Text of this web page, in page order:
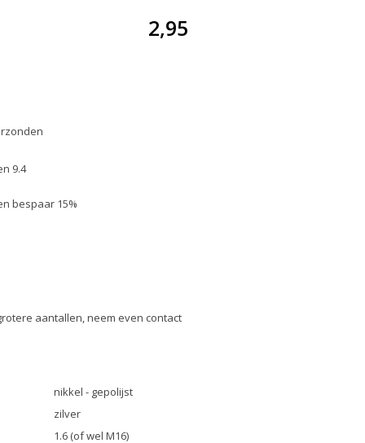
2,95
9.4
bespaar 15%
aantallen, neem even contact
nikkel - gepolijst
zilver
1.6 (of wel M16)